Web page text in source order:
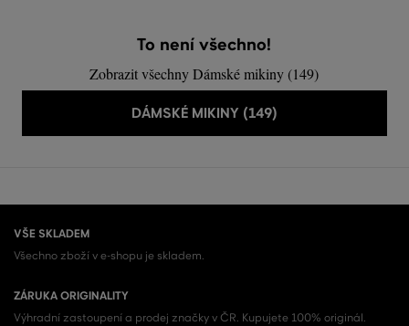
To není všechno!
Zobrazit všechny Dámské mikiny (149)
DÁMSKÉ MIKINY (149)
VŠE SKLADEM
Všechno zboží v e-shopu je skladem.
ZÁRUKA ORIGINALITY
Výhradní zastoupení a prodej značky v ČR. Kupujete 100% originál.